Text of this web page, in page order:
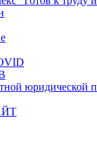
юридической